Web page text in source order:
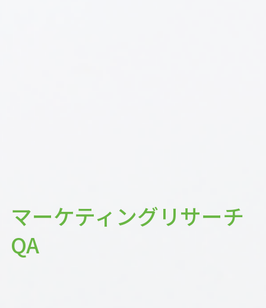
マーケティングリサーチ
QA